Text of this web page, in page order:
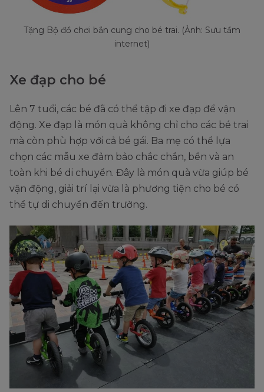
Tặng Bộ đồ chơi bắn cung cho bé trai. (Ảnh: Sưu tầm
internet)
Xe đạp cho bé
Lên 7 tuổi, các bé đã có thể tập đi xe đạp để vận
động. Xe đạp là món quà không chỉ cho các bé trai
mà còn phù hợp với cả bé gái. Ba mẹ có thể lựa
chọn các mẫu xe đảm bảo chắc chắn, bền và an
toàn khi bé di chuyển. Đây là món quà vừa giúp bé
vận động, giải trí lại vừa là phương tiện cho bé có
thể tự di chuyển đến trường.